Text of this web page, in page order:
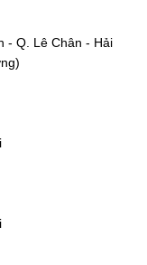
HCM
Thừa Thiên Huế
Bình Định
- Q. Lê Chân - Hải